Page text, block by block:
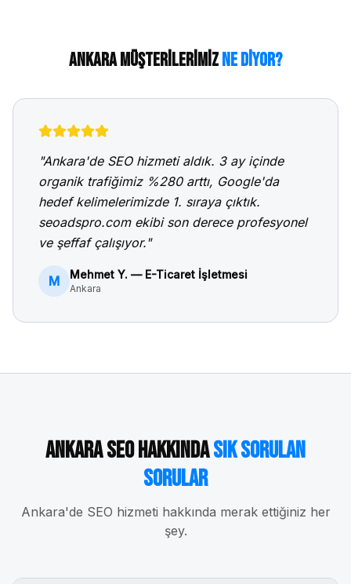
AnkaraMüşterilerimizNe Diyor?
"Ankara'de SEO hizmeti aldık. 3 ay içinde
organik trafiğimiz %280 arttı, Google'da
hedef kelimelerimizde 1. sıraya çıktık.
seoadspro.com ekibi son derece profesyonel
ve şeffaf çalışıyor."
M Mehmet Y. — E-Ticaret İşletmesi
Ankara
AnkaraSEO HakkındaSık Sorulan
Sorular
Ankara'de SEO hizmeti hakkında merak ettiğiniz her
şey.